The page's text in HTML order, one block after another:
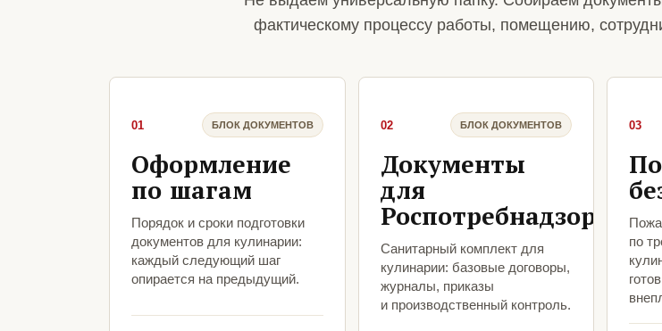
фактическому процессу работы, помещению,
01 БЛОК ДОКУМЕНТОВ
Оформление
по шагам
Порядок и сроки подготовки
документов для кулинарии:
каждый следующий шаг
опирается на предыдущий.
02 БЛОК ДОКУМЕНТОВ
Документы
для
Роспотребнадзора
Санитарный комплект для
кулинарии: базовые договоры,
журналы, приказы
и производственный контроль.
03
по